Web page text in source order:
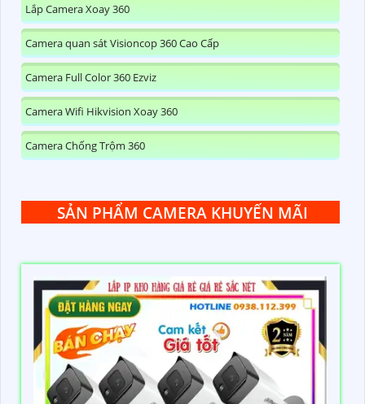
Lắp Camera Xoay 360
Camera quan sát Visioncop 360 Cao Cấp
Camera Full Color 360 Ezviz
Camera Wifi Hikvision Xoay 360
Camera Chống Trộm 360
SẢN PHẨM CAMERA KHUYẾN MÃI